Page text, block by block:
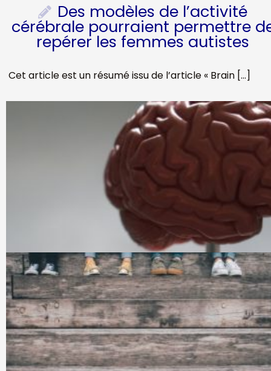
Des modèles de l’activité
cérébrale pourraient permettre
repérer les femmes autistes
Cet article est un résumé issu de l’article « Brain […]